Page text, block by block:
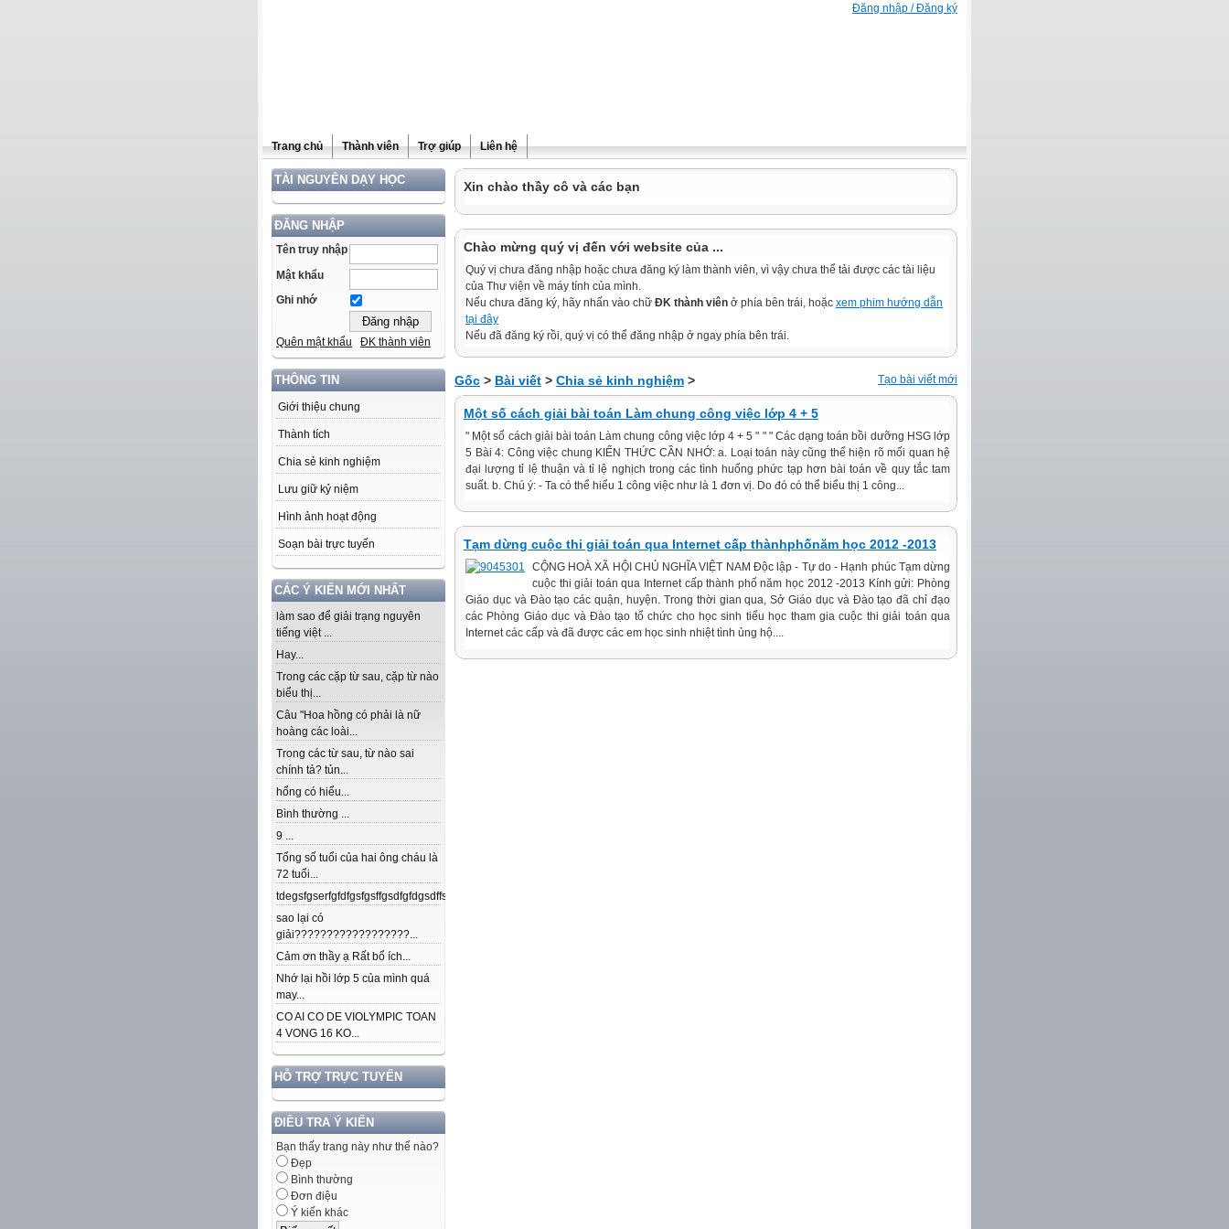
Đăng nhập / Đăng ký
Trang chủ Thành viên Trợ giúp Liên hệ
TÀI NGUYÊN DẠY HỌC
ĐĂNG NHẬP
Tên truy nhập
Mật khẩu
Ghi nhớ
Quên mật khẩu ĐK thành viên
THÔNG TIN
Giới thiệu chung
Thành tích
Chia sẻ kinh nghiệm
Lưu giữ kỷ niệm
Hình ảnh hoạt động
Soạn bài trực tuyến
CÁC Ý KIẾN MỚI NHẤT
làm sao để giải trạng nguyên
tiếng việt ...
Hay...
Trong các cặp từ sau, cặp từ nào
biểu thị...
Câu "Hoa hồng có phải là nữ
hoàng các loài...
Trong các từ sau, từ nào sai
chính tả? tủn...
hổng có hiểu...
Bình thường ...
9 ...
Tổng số tuổi của hai ông cháu là
72 tuổi...
tdegsfgserfgfdfgsfgsffgsdfgfdgsdffsdfgfdfnkdjfsjdsjdkfjpojmdslsafjdsjfeujsjd;ajdljfodjsjklfjkjfiejlajslj...
sao lại có
giải??????????????????...
Cảm ơn thầy ạ Rất bổ ích...
Nhớ lại hồi lớp 5 của mình quá
may...
CO AI CO DE VIOLYMPIC TOAN
4 VONG 16 KO...
HỖ TRỢ TRỰC TUYẾN
ĐIỀU TRA Ý KIẾN
Bạn thấy trang này như thế nào?
Đẹp
Bình thường
Đơn điệu
Ý kiến khác
Xin chào thầy cô và các bạn
Chào mừng quý vị đến với website của ...
Quý vị chưa đăng nhập hoặc chưa đăng ký làm thành viên, vì vậy chưa thể tải được các tài liệu
của Thư viện về máy tính của mình.
Nếu chưa đăng ký, hãy nhấn vào chữ ĐK thành viên ở phía bên trái, hoặc xem phim hướng dẫn
tại đây
Nếu đã đăng ký rồi, quý vị có thể đăng nhập ở ngay phía bên trái.
Gốc > Bài viết > Chia sẻ kinh nghiệm > Tạo bài viết mới
Một số cách giải bài toán Làm chung công việc lớp 4 + 5
" Một số cách giải bài toán Làm chung công việc lớp 4 + 5 " " " Các dạng toán bồi dưỡng HSG lớp
5 Bài 4: Công việc chung KIẾN THỨC CẦN NHỚ: a. Loại toán này cũng thể hiện rõ mối quan hệ
đại lượng tỉ lệ thuận và tỉ lệ nghịch trong các tình huống phức tạp hơn bài toán về quy tắc tam
suất. b. Chú ý: - Ta có thể hiểu 1 công việc như là 1 đơn vị. Do đó có thể biểu thị 1 công...
Tạm dừng cuộc thi giải toán qua Internet cấp thànhphốnăm học 2012 -2013
CỘNG HOÀ XÃ HỘI CHỦ NGHĨA VIỆT NAM Độc lập - Tự do - Hạnh phúc Tạm dừng
cuộc thi giải toán qua Internet cấp thành phố năm học 2012 -2013 Kính gửi: Phòng
Giáo dục và Đào tạo các quận, huyện. Trong thời gian qua, Sở Giáo dục và Đào tạo đã chỉ đạo
các Phòng Giáo dục và Đào tạo tổ chức cho học sinh tiểu học tham gia cuộc thi giải toán qua
Internet các cấp và đã được các em học sinh nhiệt tình ủng hộ....